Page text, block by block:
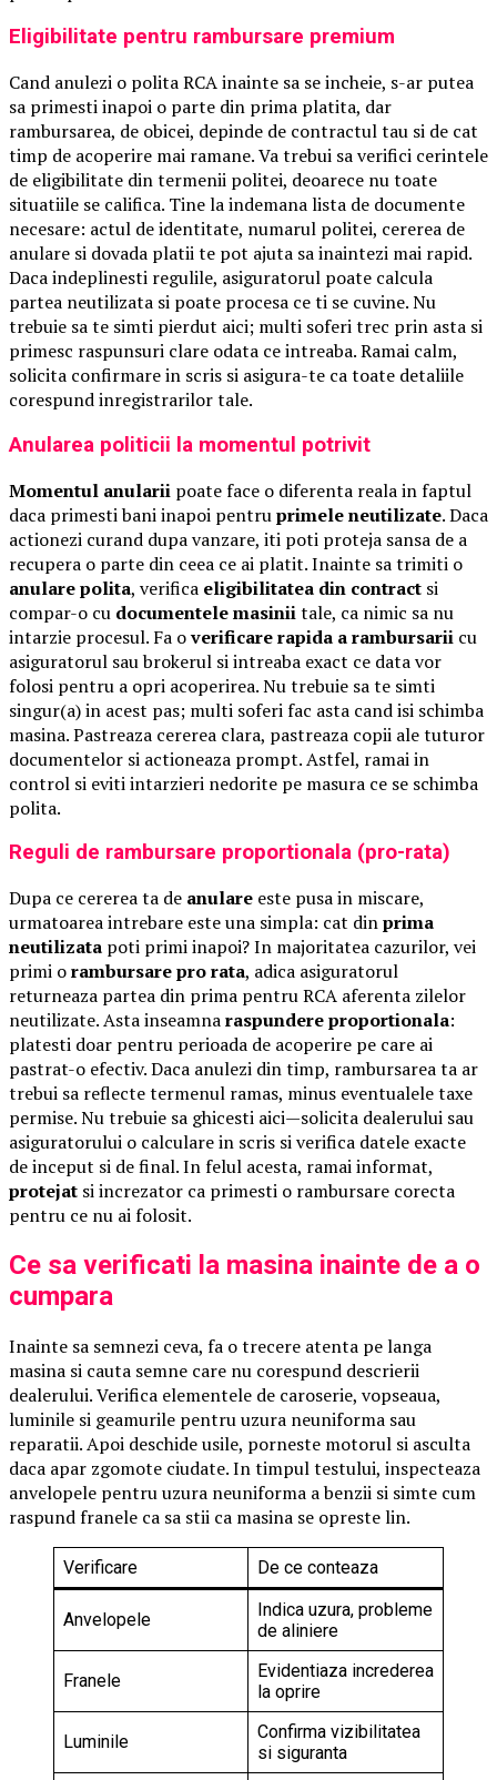
Eligibilitate pentru rambursare premium
Cand anulezi o polita RCA inainte sa se incheie, s-ar putea
sa primesti inapoi o parte din prima platita, dar
rambursarea, de obicei, depinde de contractul tau si de cat
timp de acoperire mai ramane. Va trebui sa verifici cerintele
de eligibilitate din termenii politei, deoarece nu toate
situatiile se califica. Tine la indemana lista de documente
necesare: actul de identitate, numarul politei, cererea de
anulare si dovada platii te pot ajuta sa inaintezi mai rapid.
Daca indeplinesti regulile, asiguratorul poate calcula
partea neutilizata si poate procesa ce ti se cuvine. Nu
trebuie sa te simti pierdut aici; multi soferi trec prin asta si
primesc raspunsuri clare odata ce intreaba. Ramai calm,
solicita confirmare in scris si asigura-te ca toate detaliile
corespund inregistrarilor tale.
Anularea politicii la momentul potrivit
Momentul anularii poate face o diferenta reala in faptul
daca primesti bani inapoi pentruprimele neutilizate. Daca
actionezi curand dupa vanzare, iti poti proteja sansa de a
recupera o parte din ceea ce ai platit. Inainte sa trimiti o
anulare polita, verifica eligibilitatea din contract si
compar-o cu documentele masiniitale, ca nimic sa nu
intarzie procesul. Fa overificare rapida a rambursarii cu
asiguratorul sau brokerul si intreaba exact ce data vor
folosi pentru a opri acoperirea. Nu trebuie sa te simti
singur(a) in acest pas; multi soferi fac asta cand isi schimba
masina. Pastreaza cererea clara, pastreaza copii ale tuturor
documentelor si actioneaza prompt. Astfel, ramai in
control si eviti intarzieri nedorite pe masura ce se schimba
polita.
Reguli de rambursare proportionala (pro-rata)
Dupa ce cererea ta de anulare este pusa in miscare,
urmatoarea intrebare este una simpla: cat dinprima
neutilizata poti primi inapoi? In majoritatea cazurilor, vei
primi orambursare pro rata, adica asiguratorul
returneaza partea din prima pentru RCA aferenta zilelor
neutilizate. Asta inseamnaraspundere proportionala:
platesti doar pentru perioada de acoperire pe care ai
pastrat-o efectiv. Daca anulezi din timp, rambursarea ta ar
trebui sa reflecte termenul ramas, minus eventualele taxe
permise. Nu trebuie sa ghicesti aici—solicita dealerului sau
asiguratorului o calculare in scris si verifica datele exacte
de inceput si de final. In felul acesta, ramai informat,
protejat si increzator ca primesti o rambursare corecta
pentru ce nu ai folosit.
Ce sa verificati la masina inainte de a o
cumpara
Inainte sa semnezi ceva, fa o trecere atenta pe langa
masina si cauta semne care nu corespund descrierii
dealerului. Verifica elementele de caroserie, vopseaua,
luminile si geamurile pentru uzura neuniforma sau
reparatii. Apoi deschide usile, porneste motorul si asculta
daca apar zgomote ciudate. In timpul testului, inspecteaza
anvelopele pentru uzura neuniforma a benzii si simte cum
raspund franele ca sa stii ca masina se opreste lin.
Verificare De ce conteaza
Anvelopele
Indica uzura, probleme
de aliniere
Franele
Evidentiaza increderea
la oprire
Luminile
Confirma vizibilitatea
si siguranta